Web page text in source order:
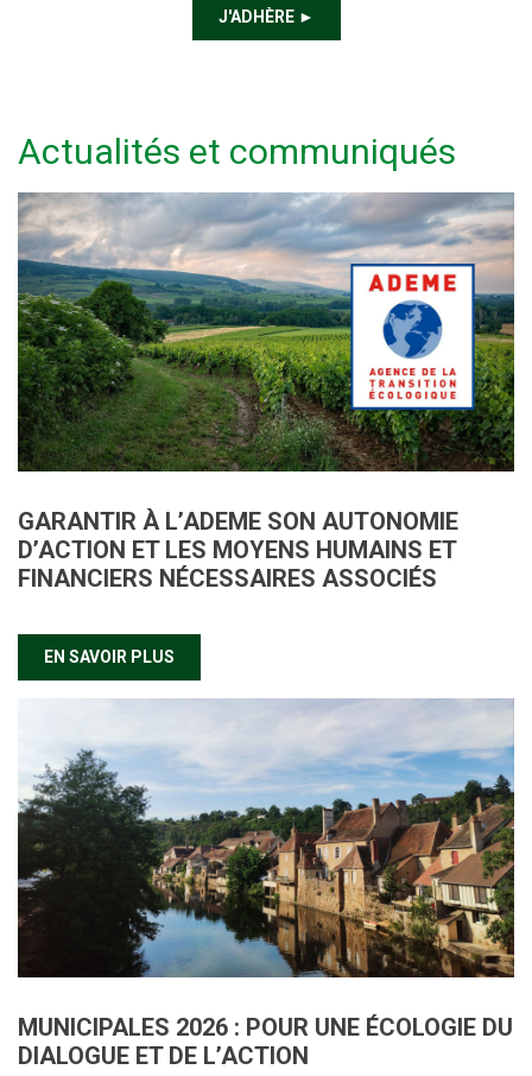
J'ADHÈRE ►
Actualités et communiqués
GARANTIR À L’ADEME SON AUTONOMIE
D’ACTION ET LES MOYENS HUMAINS ET
FINANCIERS NÉCESSAIRES ASSOCIÉS
EN SAVOIR PLUS
MUNICIPALES 2026 : POUR UNE ÉCOLOGIE DU
DIALOGUE ET DE L’ACTION